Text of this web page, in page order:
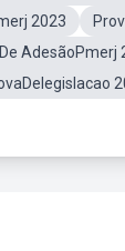
2023
AdesãoPmerj